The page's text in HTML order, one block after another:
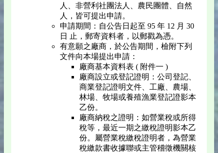
人、非營利社團法人、農民團體、自然
人，皆可提出申請。
申請期間：自公告日起至 95 年 12 月 30
日 止，郵寄資料者，以郵戳為憑。
有意願之廠商，於公告期間，檢附下列
文件向本場提出申請：
廠商基本資料表 ( 附件一 )
廠商設立或登記證明：公司登記、
商業登記證明文件、工廠、農場、
林場、牧場或養殖漁業登記證影本
乙份。
廠商納稅之證明：如營業稅或所得
稅等，最近一期之繳稅證明影本乙
份。屬營業稅繳稅證明者，為營業
稅繳款書收據聯或主管稽徵機關核